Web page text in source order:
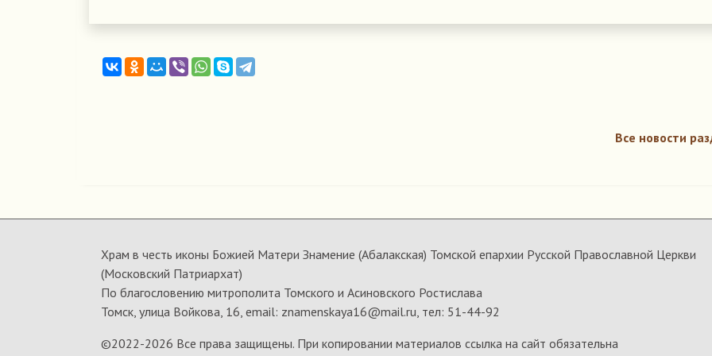
Все новости
Храм в честь иконы Божией Матери Знамение (Абалакская) Томской епархии Русской Православной Церкви
(Московский Патриархат)
По благословению митрополита Томского и Асиновского Ростислава
Томск, улица Войкова, 16, email: znamenskaya16@mail.ru, тел: 51-44-92
©2022-2026 Все права защищены. При копировании материалов ссылка на сайт обязательна